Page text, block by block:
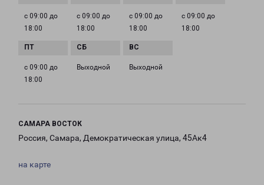
с 09:00 до
18:00
с 09:00 до
18:00
с 09:00 до
18:00
с 09:00 до
18:00
с 09:00 до
18:00
Выходной Выходной
САМАРА ВОСТОК
Россия, Самара, Демократическая улица, 45Ак4
на карте